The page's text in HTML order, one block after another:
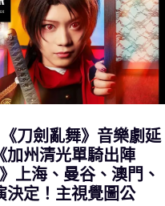
刀劍亂舞》音樂劇延
加州清光單騎出陣
上海、曼谷、澳門、
決定！主視覺圖公